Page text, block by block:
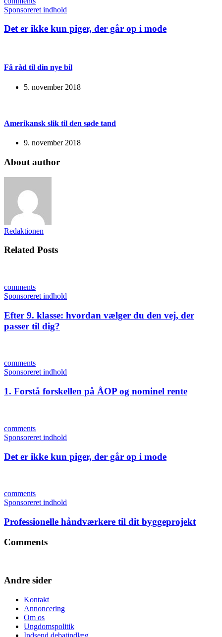
Sponsoreret indhold
Det er ikke kun piger, der går op i mode
Få råd til din nye bil
5. november 2018
Amerikansk slik til den søde tand
9. november 2018
About author
Redaktionen
Related Posts
comments
Sponsoreret indhold
Efter 9. klasse: hvordan vælger du den vej, der
passer til dig?
comments
Sponsoreret indhold
1. Forstå forskellen på ÅOP og nominel rente
comments
Sponsoreret indhold
Det er ikke kun piger, der går op i mode
comments
Sponsoreret indhold
Professionelle håndværkere til dit byggeprojekt
Comments
Andre sider
Kontakt
Annoncering
Om os
Ungdomspolitik
Indsend debatindlæg